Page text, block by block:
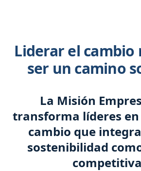
Liderar el cambio
ser un camino
La Misión
transforma líderes en
cambio que
sostenibilidad